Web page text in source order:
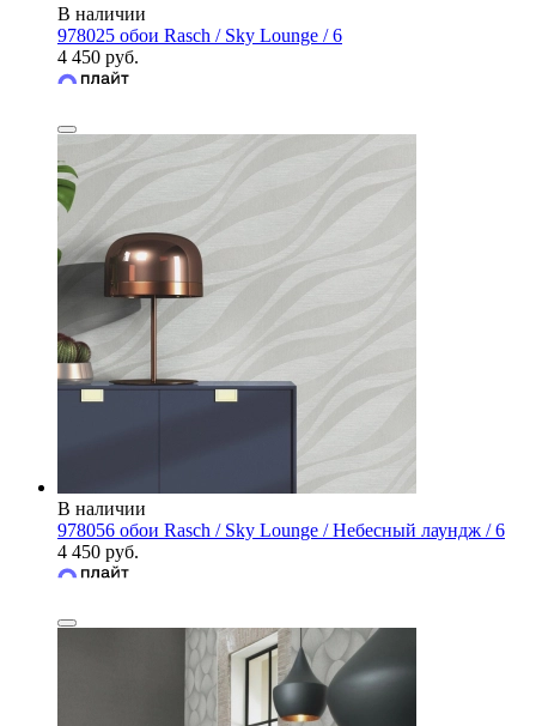
В наличии
978025 обои Rasch / Sky Lounge / 6
4 450 руб.
В наличии
978056 обои Rasch / Sky Lounge / Небесный лаундж / 6
4 450 руб.